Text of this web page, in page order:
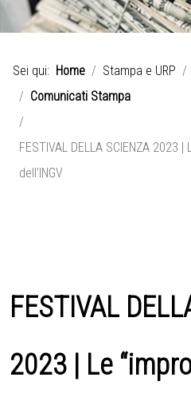
Sei qui: Home Stampa e URP
Comunicati Stampa
FESTIVAL DELLA SCIENZA 2023
dell’INGV
FESTIVAL
2023 | Le